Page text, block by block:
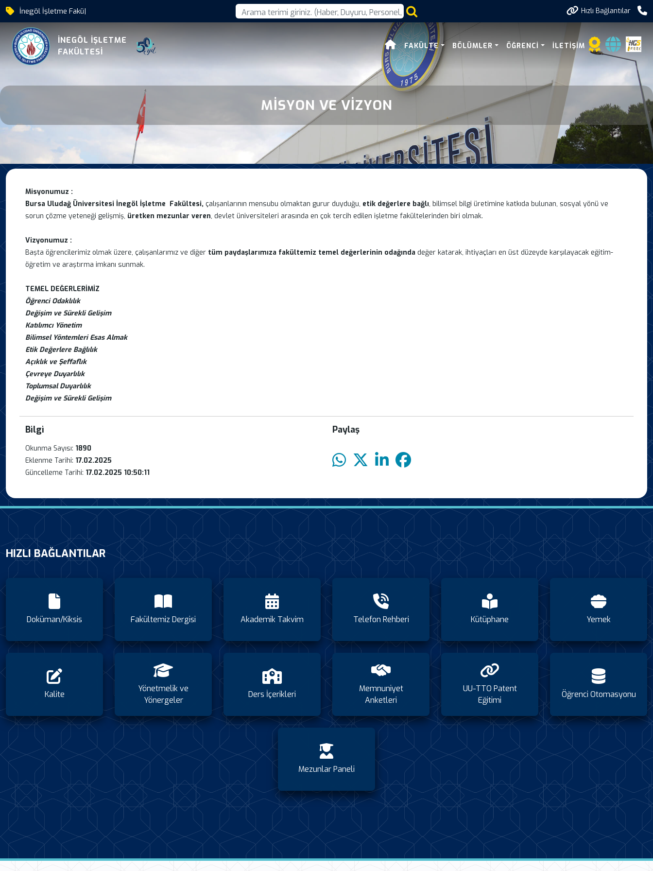
| Hızlı Bağlantılar
İNEGÖL İŞLETME
FAKÜLTESİ
FAKÜLTE BÖLÜMLER ÖĞRENCI İLETIŞIM
Misyon Ve Vizyon
MISYON VE VIZYON
Misyonumuz :
Bursa Uludağ Üniversitesi İnegöl İşletme Fakültesi, çalışanlarının mensubu olmaktan gurur duyduğu, etik değerlere bağlı, bilimsel bilgi üretimine katkıda bulunan, sosyal yönü ve
sorun çözme yeteneği gelişmiş, üretken mezunlar veren, devlet üniversiteleri arasında en çok tercih edilen işletme fakültelerinden biri olmak.
Vizyonumuz :
Başta öğrencilerimiz olmak üzere, çalışanlarımız ve diğer tüm paydaşlarımıza fakültemiz temel değerlerinin odağında değer katarak, ihtiyaçları en üst düzeyde karşılayacak eğitim-
öğretim ve araştırma imkanı sunmak.
TEMEL DEĞERLERİMİZ
Öğrenci Odaklılık
Değişim ve Sürekli Gelişim
Katılımcı Yönetim
Bilimsel Yöntemleri Esas Almak
Etik Değerlere Bağlılık
Açıklık ve Şeffaflık
Çevreye Duyarlılık
Toplumsal Duyarlılık
Değişim ve Sürekli Gelişim
Bilgi
Okunma Sayısı: 1890
Eklenme Tarihi: 17.02.2025
Güncelleme Tarihi: 17.02.2025 10:50:11
Paylaş
HIZLI BAĞLANTILAR
Doküman/Kiksis Fakültemiz Dergisi Akademik Takvim Telefon Rehberi Kütüphane Yemek
Kalite
Yönetmelik ve
Yönergeler
Ders İçerikleri
Memnuniyet
Anketleri
UU-TTO Patent
Eğitimi
Öğrenci Otomasyonu
Mezunlar Paneli